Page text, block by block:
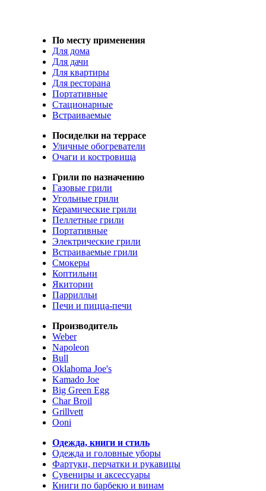
По месту применения
Для дома
Для дачи
Для квартиры
Для ресторана
Портативные
Стационарные
Встраиваемые
Посиделки на террасе
Уличные обогреватели
Очаги и костровища
Грили по назначению
Газовые грили
Угольные грили
Керамические грили
Пеллетные грили
Портативные
Электрические грили
Встраиваемые грили
Смокеры
Коптильни
Якитории
Паррилльи
Печи и пицца-печи
Производитель
Weber
Napoleon
Bull
Oklahoma Joe's
Kamado Joe
Big Green Egg
Char Broil
Grillvett
Ooni
Одежда, книги и стиль
Одежда и головные уборы
Фартуки, перчатки и рукавицы
Сувениры и аксессуары
Книги по барбекю и винам